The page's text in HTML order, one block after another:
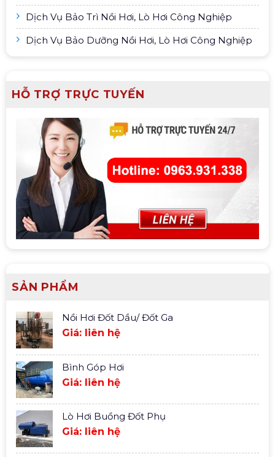
Dịch Vụ Bảo Trì Nồi Hơi, Lò Hơi Công Nghiệp
Dịch Vụ Bảo Dưỡng Nồi Hơi, Lò Hơi Công Nghiệp
HỖ TRỢ TRỰC TUYẾN
SẢN PHẨM
Nồi Hơi Đốt Dầu/ Đốt Ga
Giá: liên hệ
Bình Góp Hơi
Giá: liên hệ
Lò Hơi Buồng Đốt Phụ
Giá: liên hệ